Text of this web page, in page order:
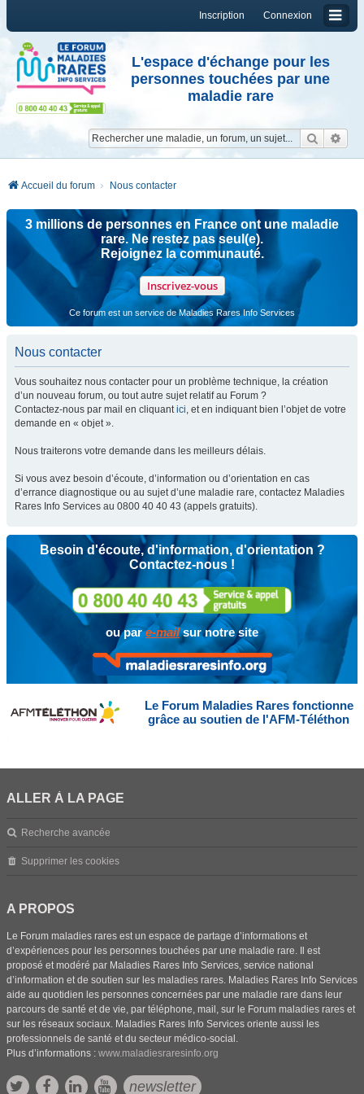
Connexion
Inscription
L'espace d'échange pour les
personnes touchées par une
maladie rare
Accueil du forum Nous contacter
3 millions de personnes en France ont une maladie
rare. Ne restez pas seul(e).
Rejoignez la communauté.
Inscrivez-vous
Ce forum est un service de Maladies Rares Info Services
Nous contacter
Vous souhaitez nous contacter pour un problème technique, la création
d’un nouveau forum, ou tout autre sujet relatif au Forum ?
Contactez-nous par mail en cliquantici, et en indiquant bien l’objet de votre
demande en « objet ».
Nous traiterons votre demande dans les meilleurs délais.
Si vous avez besoin d’écoute, d’information ou d’orientation en cas
d’errance diagnostique ou au sujet d’une maladie rare, contactez Maladies
Rares Info Services au 0800 40 40 43 (appels gratuits).
Besoin d'écoute, d'information, d'orientation ?
Contactez-nous !
ou pare-mailsur notre site
Le Forum Maladies Rares fonctionne
grâce au soutien de l'AFM-Téléthon
ALLER À LA PAGE
Recherche avancée
Supprimer les cookies
A PROPOS
Le Forum maladies rares est un espace de partage d’informations et
d’expériences pour les personnes touchées par une maladie rare. Il est
proposé et modéré par Maladies Rares Info Services, service national
d’information et de soutien sur les maladies rares. Maladies Rares Info Services
aide au quotidien les personnes concernées par une maladie rare dans leur
parcours de santé et de vie, par téléphone, mail, sur le Forum maladies rares et
sur les réseaux sociaux. Maladies Rares Info Services oriente aussi les
professionnels de santé et du secteur médico-social.
Plus d’informations : www.maladiesraresinfo.org
newsletter